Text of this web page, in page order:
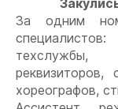
За одним
техслужбы,
хореографов,